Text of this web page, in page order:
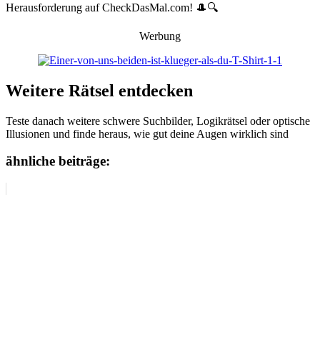
Herausforderung auf CheckDasMal.com! 🎩🔍
Werbung
Weitere Rätsel entdecken
Teste danach weitere schwere Suchbilder, Logikrätsel oder optische
Illusionen und finde heraus, wie gut deine Augen wirklich sind
ähnliche beiträge: